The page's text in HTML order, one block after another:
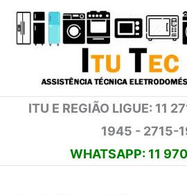
para
ITU E REGIÃO LIGUE: 11
1945 - 2715-
WHATSAPP: 11